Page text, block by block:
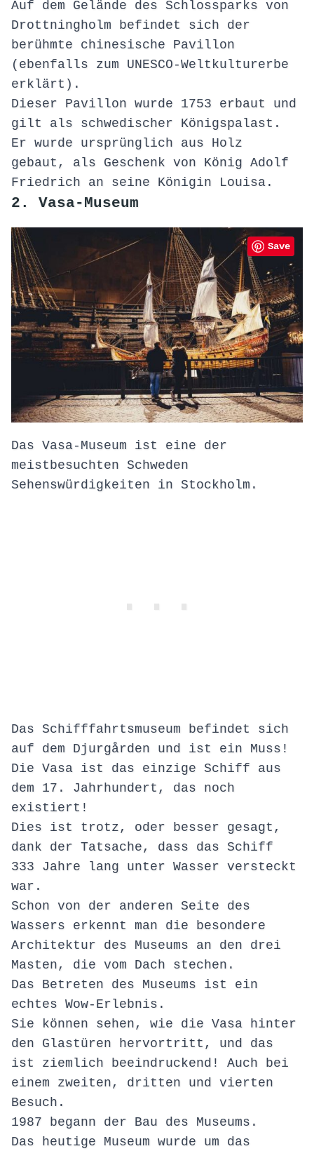
Auf dem Gelände des Schlossparks von
Drottningholm befindet sich der
berühmte chinesische Pavillon
(ebenfalls zum UNESCO-Weltkulturerbe
erklärt).
Dieser Pavillon wurde 1753 erbaut und
gilt als schwedischer Königspalast.
Er wurde ursprünglich aus Holz
gebaut, als Geschenk von König Adolf
Friedrich an seine Königin Louisa.
2. Vasa-Museum
Save
Das Vasa-Museum ist eine der
meistbesuchten Schweden
Sehenswürdigkeiten in Stockholm.
Das Schifffahrtsmuseum befindet sich
auf dem Djurgården und ist ein Muss!
Die Vasa ist das einzige Schiff aus
dem 17. Jahrhundert, das noch
existiert!
Dies ist trotz, oder besser gesagt,
dank der Tatsache, dass das Schiff
333 Jahre lang unter Wasser versteckt
war.
Schon von der anderen Seite des
Wassers erkennt man die besondere
Architektur des Museums an den drei
Masten, die vom Dach stechen.
Das Betreten des Museums ist ein
echtes Wow-Erlebnis.
Sie können sehen, wie die Vasa hinter
den Glastüren hervortritt, und das
ist ziemlich beeindruckend! Auch bei
einem zweiten, dritten und vierten
Besuch.
1987 begann der Bau des Museums.
Das heutige Museum wurde um das